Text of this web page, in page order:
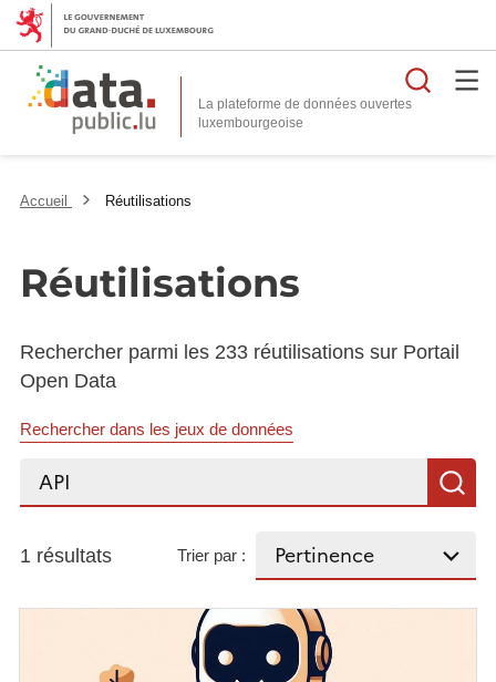
La plateforme de données ouvertes
Accueil Réutilisations
Réutilisations
Rechercher parmi les 233 réutilisations sur Portail
Open Data
Rechercher dans les jeux de données
Rechercher...
1 résultats Trier par :